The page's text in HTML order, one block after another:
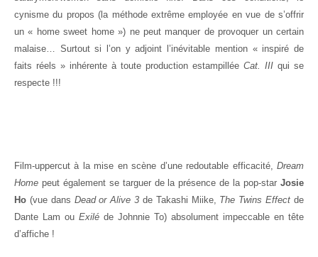
cynisme du propos (la méthode extrême employée en vue de s’offrir
un « home sweet home ») ne peut manquer de provoquer un certain
malaise… Surtout si l’on y adjoint l’inévitable mention « inspiré de
faits réels » inhérente à toute production estampillée Cat. III qui se
respecte !!!
Film-uppercut à la mise en scène d’une redoutable efficacité, Dream
Home peut également se targuer de la présence de la pop-star Josie
Ho (vue dans Dead or Alive 3 de Takashi Miike, The Twins Effect de
Dante Lam ou Exilé de Johnnie To) absolument impeccable en tête
d’affiche !